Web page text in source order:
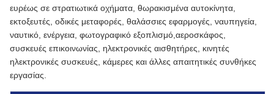
ευρέως σε στρατιωτικά οχήματα, θωρακισμένα αυτοκίνητα,
εκτοξευτές, οδικές μεταφορές, θαλάσσιες εφαρμογές, ναυπηγεία,
ναυτικό, ενέργεια, φωτογραφικό εξοπλισμό,αεροσκάφος,
συσκευές επικοινωνίας, ηλεκτρονικές αισθητήρες, κινητές
ηλεκτρονικές συσκευές, κάμερες και άλλες απαιτητικές συνθήκες
εργασίας.